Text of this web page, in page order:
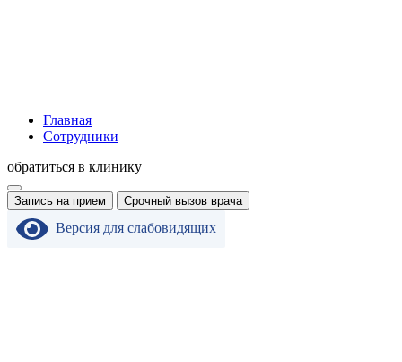
Главная
Сотрудники
обратиться в клинику
Запись на прием Срочный вызов врача
Версия для слабовидящих